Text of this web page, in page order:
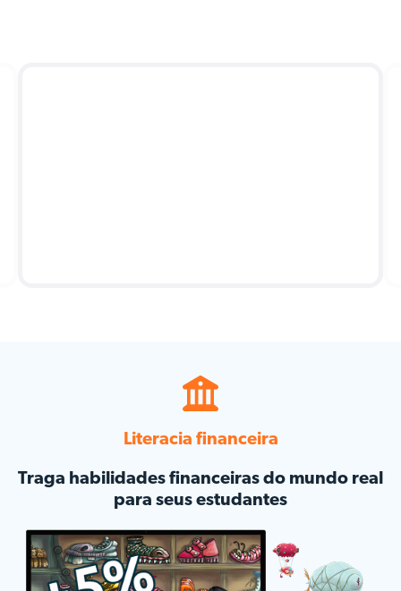
Literacia financeira
Traga habilidades financeiras do mundo real
para seus estudantes